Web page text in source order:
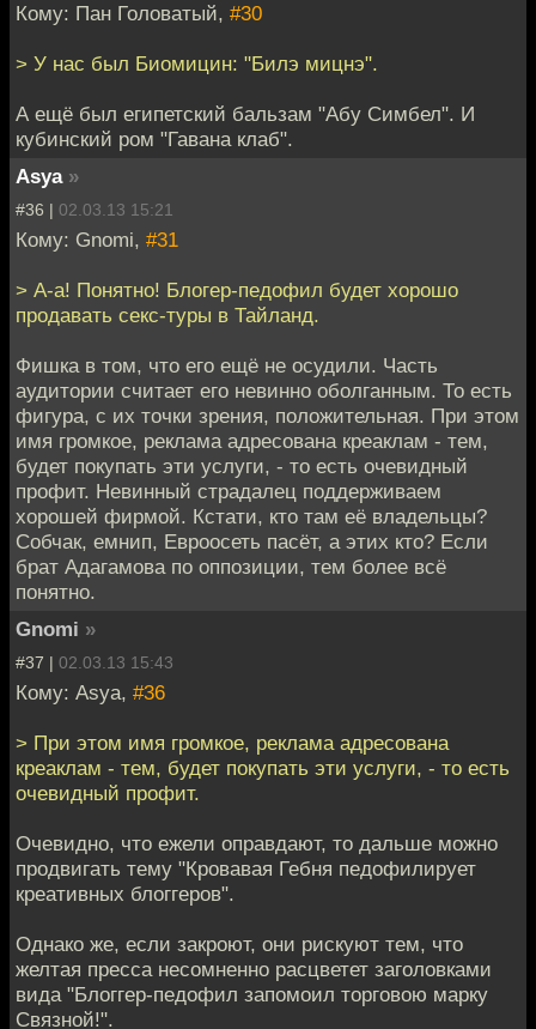
Кому: Пан Головатый, #30
> У нас был Биомицин: "Билэ мицнэ".
А ещё был египетский бальзам "Абу Симбел". И
кубинский ром "Гавана клаб".
Asya »
#36 | 02.03.13 15:21
Кому: Gnomi, #31
> А-а! Понятно! Блогер-педофил будет хорошо
продавать секс-туры в Тайланд.
Фишка в том, что его ещё не осудили. Часть
аудитории считает его невинно оболганным. То есть
фигура, с их точки зрения, положительная. При этом
имя громкое, реклама адресована креаклам - тем,
будет покупать эти услуги, - то есть очевидный
профит. Невинный страдалец поддерживаем
хорошей фирмой. Кстати, кто там её владельцы?
Собчак, емнип, Евроосеть пасёт, а этих кто? Если
брат Адагамова по оппозиции, тем более всё
понятно.
Gnomi »
#37 | 02.03.13 15:43
Кому: Asya, #36
> При этом имя громкое, реклама адресована
креаклам - тем, будет покупать эти услуги, - то есть
очевидный профит.
Очевидно, что ежели оправдают, то дальше можно
продвигать тему "Кровавая Гебня педофилирует
креативных блоггеров".
Однако же, если закроют, они рискуют тем, что
желтая пресса несомненно расцветет заголовками
вида "Блоггер-педофил запомоил торговою марку
Связной!".